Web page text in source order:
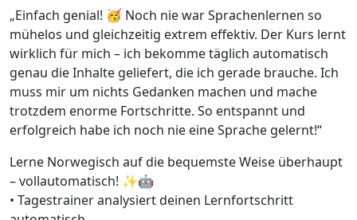
„Einfach genial! 🥳 Noch nie war Sprachenlernen so
mühelos und gleichzeitig extrem effektiv. Der Kurs lernt
wirklich für mich – ich bekomme täglich automatisch
genau die Inhalte geliefert, die ich gerade brauche. Ich
muss mir um nichts Gedanken machen und mache
trotzdem enorme Fortschritte. So entspannt und
erfolgreich habe ich noch nie eine Sprache gelernt!“
Lerne Norwegisch auf die bequemste Weise überhaupt
– vollautomatisch! ✨🤖
• Tagestrainer analysiert deinen Lernfortschritt